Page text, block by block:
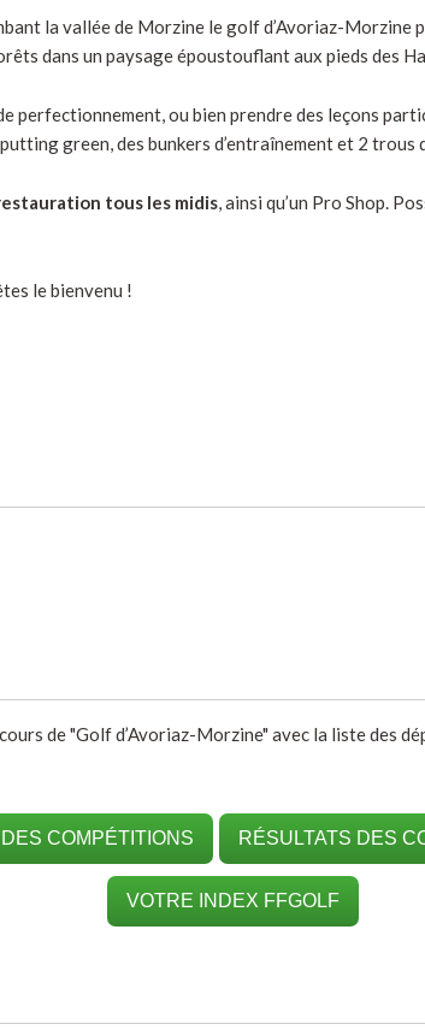
la vallée de Morzine le golf d’Avoriaz-Morzine
dans un paysage époustouflant aux pieds des
ou bien prendre des leçons
putting green, des bunkers d’entraînement et 2 trous
tous les midis, ainsi qu’un Pro Shop.
le bienvenu !
de "Golf d’Avoriaz-Morzine" avec la liste des
COMPÉTITIONS RÉSULTATS DES
VOTRE INDEX FFGOLF